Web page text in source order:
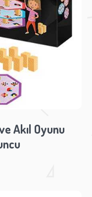
Akıl Oyunu